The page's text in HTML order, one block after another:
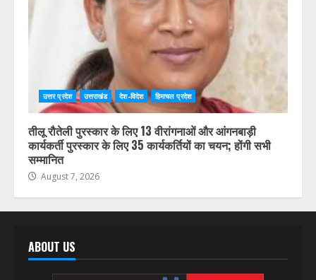
उत्तर प्रदेश उत्तराखंड देश-विदेश हिमाचल प्रदेश
तीलू रौतेली पुरस्कार के लिए 13 वीरांगनाओं और आंगनबाड़ी
कार्यकर्ती पुरस्कार के लिए 35 कार्यकर्तियों का चयन; होंगी सभी
सम्मानित
August 7, 2026
ABOUT US